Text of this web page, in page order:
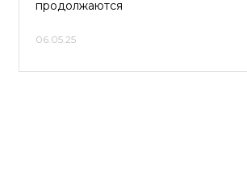
продолжаются
06.05.25